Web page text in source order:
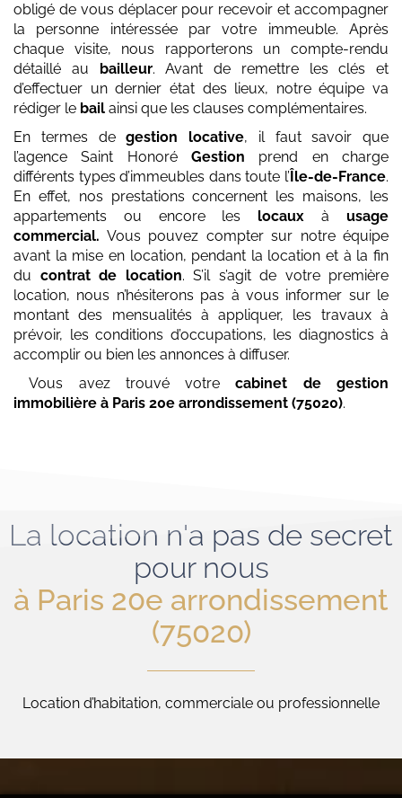
obligé de vous déplacer pour recevoir et accompagner
la personne intéressée par votre immeuble. Après
chaque visite, nous rapporterons un compte-rendu
détaillé au bailleur. Avant de remettre les clés et
d’effectuer un dernier état des lieux, notre équipe va
rédiger le bail ainsi que les clauses complémentaires.
En termes degestion locative, il faut savoir que
l’agence Saint Honoré Gestion prend en charge
différents types d’immeubles dans toute l’Île-de-France.
En effet, nos prestations concernent les maisons, les
appartements ou encore les locaux àusage
commercial. Vous pouvez compter sur notre équipe
avant la mise en location, pendant la location et à la fin
du contrat de location. S’il s’agit de votre première
location, nous n’hésiterons pas à vous informer sur le
montant des mensualités à appliquer, les travaux à
prévoir, les conditions d’occupations, les diagnostics à
accomplir ou bien les annonces à diffuser.
Vous avez trouvé votrecabinet de gestion
immobilière à Paris 20e arrondissement (75020).
La location n'a pas de secret
pour nous
à Paris 20e arrondissement
(75020)
Location d’habitation, commerciale ou professionnelle